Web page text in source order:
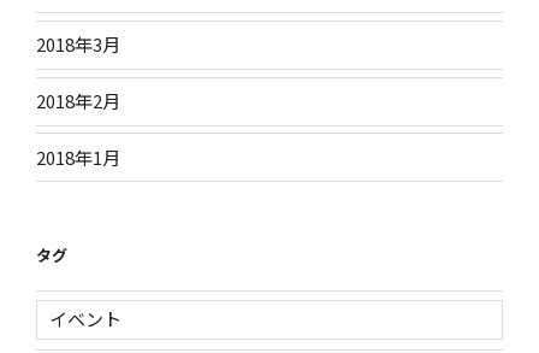
2018年3月
2018年2月
2018年1月
タグ
イベント